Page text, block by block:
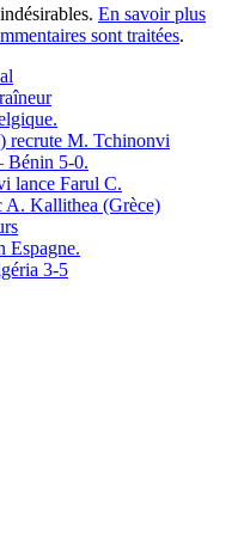
En savoir plus
sont traitées.
recrute M. Tchinonvi
Bénin 5-0.
lance Farul C.
A. Kallithea (Grèce)
Espagne.
3-5